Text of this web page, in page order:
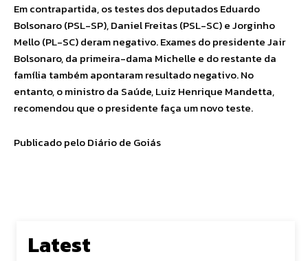
Em contrapartida, os testes dos deputados Eduardo
Bolsonaro (PSL-SP), Daniel Freitas (PSL-SC) e Jorginho
Mello (PL-SC) deram negativo. Exames do presidente Jair
Bolsonaro, da primeira-dama Michelle e do restante da
família também apontaram resultado negativo. No
entanto, o ministro da Saúde, Luiz Henrique Mandetta,
recomendou que o presidente faça um novo teste.
Publicado pelo Diário de Goiás
Latest